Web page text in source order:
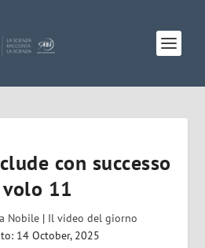
con successo
11
Nobile | Il video del giorno
14 October, 2025